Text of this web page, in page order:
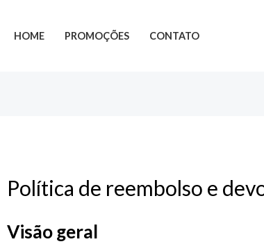
HOME PROMOÇÕES CONTATO
Política de reembolso e
Visão geral